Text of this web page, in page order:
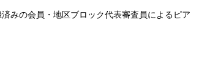
みの会員・地区ブロック代表審査員によるピア